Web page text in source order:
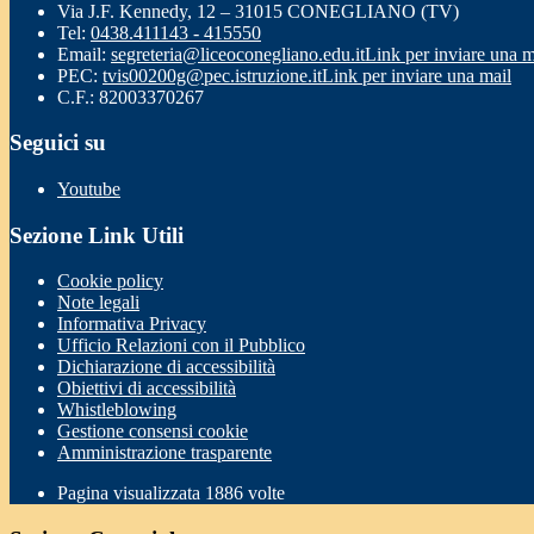
Via J.F. Kennedy, 12 – 31015 CONEGLIANO (TV)
Tel: 0438.411143 - 415550
Email: segreteria@liceoconegliano.edu.itLink per inviare una
PEC: tvis00200g@pec.istruzione.itLink per inviare una mail
C.F.: 82003370267
Seguici su
Youtube
Sezione Link Utili
Cookie policy
Note legali
Informativa Privacy
Ufficio Relazioni con il Pubblico
Dichiarazione di accessibilità
Obiettivi di accessibilità
Whistleblowing
Gestione consensi cookie
Amministrazione trasparente
Pagina visualizzata 1886 volte